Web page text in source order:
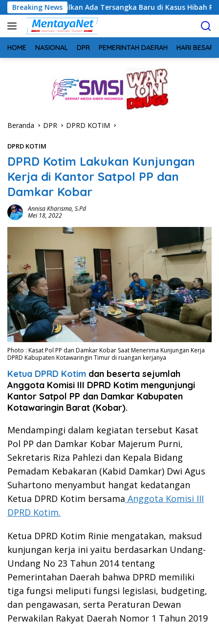
Langsung
ke
konten
Breaking News
Ada Tersangka Baru di Kasus Hibah Rp40 Miliar
HOME NASIONAL DPR PEMERINTAH DAERAH HARI BESAR
Beranda DPR DPRD KOTIM
DPRD KOTIM
DPRD Kotim Lakukan Kunjungan
Kerja di Kantor Satpol PP dan
Damkar Kobar
Annisa Kharisma, S.Pd
Mei 18, 2022
Photo : Kasat Pol PP dan Damkar Kobar Saat Menerima Kunjungan Kerja
DPRD Kabupaten Kotawaringin Timur di ruangan kerjanya
Ketua DPRD Kotim dan beserta sejumlah
Anggota Komisi III DPRD Kotim mengunjungi
Kantor Satpol PP dan Damkar Kabupaten
Kotawaringin Barat (Kobar).
Mendampingi dalam kegiatan tersebut Kasat
Pol PP dan Damkar Kobar Majerum Purni,
Sekretaris Riza Pahlezi dan Kepala Bidang
Pemadam Kebakaran (Kabid Damkar) Dwi Agus
Suhartono menyambut hangat kedatangan
Ketua DPRD Kotim bersama Anggota Komisi III
DPRD Kotim.
Ketua DPRD Kotim Rinie mengatakan, maksud
kunjungan kerja ini yaitu berdasarkan Undang-
Undang No 23 Tahun 2014 tentang
Pemerintahan Daerah bahwa DPRD memiliki
tiga fungsi meliputi fungsi legislasi, budgeting,
dan pengawasan, serta Peraturan Dewan
Perwakilan Rakyat Daerah Nomor 1 Tahun 2019